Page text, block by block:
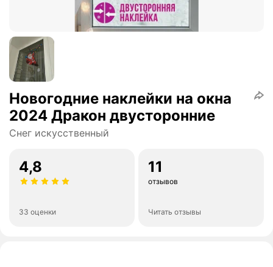
Новогодние наклейки на окна
2024 Дракон двусторонние
Снег искусственный
4,8
33 оценки
11
отзывов
Читать отзывы